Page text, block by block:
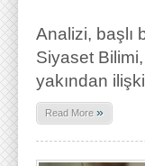
Analizi, başlı
Siyaset
yakından
Read More »